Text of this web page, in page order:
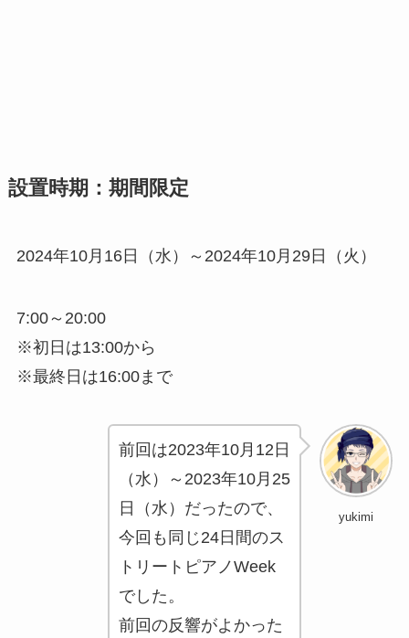
設置時期：期間限定
2024年10月16日（水）～2024年10月29日（火）
7:00～20:00
※初日は13:00から
※最終日は16:00まで
yukimi
前回は2023年10月12日
（水）～2023年10月25
日（水）だったので、
今回も同じ24日間のス
トリートピアノWeek
でした。
前回の反響がよかった